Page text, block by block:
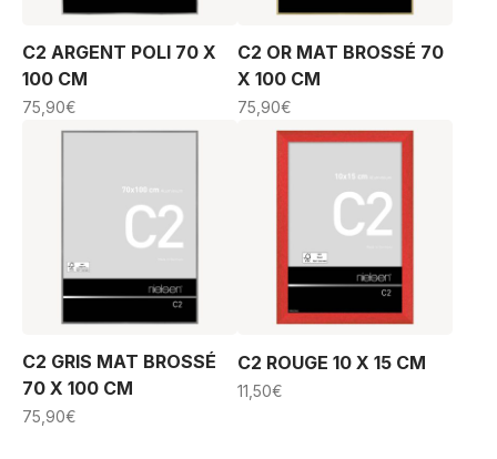
C2 ARGENT POLI 70 X
100 CM
75,90€
C2 OR MAT BROSSÉ 70
X 100 CM
75,90€
C2 GRIS MAT BROSSÉ
70 X 100 CM
75,90€
C2 ROUGE 10 X 15 CM
11,50€